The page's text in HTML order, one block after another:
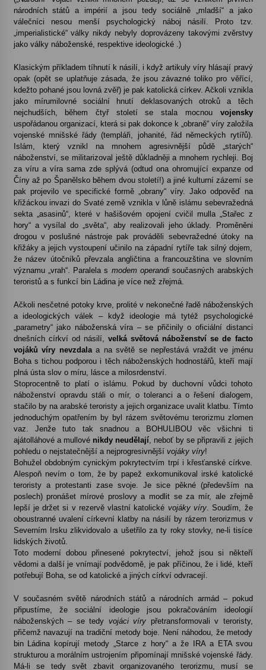
národních států a impérií a jsou tedy sociálně „mladší“ a jako
válečníci nesou menší psychologický náboj násilí. Proto tzv.
„imperialistické“ války nikdy nebyly doprovázeny takovými zvěrstvy
jako války náboženské, respektive ideologické .)
Klasickým příkladem tíhnutí k násilí, i když artikuly víry hlásají pravý
opak (opět se uplatňuje zásada, že jsou závazné toliko pro věřící,
kdežto pohané jsou lovná zvěř) je pak katolická církev. Ačkoli vznikla
jako mírumilovné sociální hnutí deklasovaných otroků a těch
nejchudších, během čtyř století se stala mocnou vojensky
uspořádanou organizací, která si pak dokonce k „obraně“ víry založila
vojenské mnišské řády (templáři, johanité, řád německých rytířů).
Islám, který vznikl na mnohem agresivnější půdě „starých“
náboženství, se militarizoval ještě důkladněji a mnohem rychleji. Boj
za víru a víra sama zde splývá (odtud ona ohromující expanze od
Číny až po Španělsko během dvou století!) a jiné kulturní zázemí se
pak projevilo ve specifické formě „obrany“ víry. Jako odpověď na
křižáckou invazi do Svaté země vznikla v lůně islámu sebevražedná
sekta „asasinů“, které v hašišovém opojení cvičil mulla „Stařec z
hory“ a vysílal do „světa“, aby realizovali jeho úklady. Proměněni
drogou v poslušné nástroje pak prováděli sebevražedné útoky na
křižáky a jejich vystoupení učinilo na západní rytíře tak silný dojem,
že název útočníků převzala angličtina a francouzština ve slovním
významu „vrah“. Paralela s modem operandisoučasných arabských
teroristů a s funkcí bin Ládina je více než zřejmá.
Ačkoli nesčetné potoky krve, prolité v nekonečné řadě náboženských
a ideologických válek – když ideologie má tytéž psychologické
„parametry“ jako náboženská víra – se přičinily o oficiální distanci
dnešních církví od násilí, velká světová náboženství se de facto
vojáků víry nevzdalaa na světě se nepřestává vraždit ve jménu
Boha s tichou podporou i těch náboženských hodnostářů, kteří mají
plná ústa slov o míru, lásce a milosrdenství.
Stoprocentně to platí o islámu. Pokud by duchovní vůdci tohoto
náboženství opravdu stáli o mír, o toleranci a o řešení dialogem,
stačilo by na arabské teroristy a jejich organizace uvalit klatbu. Tímto
jednoduchým opatřením by byl rázem světovému terorizmu zlomen
vaz. Jenže tuto tak snadnou a BOHULIBOU věc všichni ti
ajátolláhové a mullové nikdy neudělají, neboť by se připravili z jejich
pohledu o nejstatečnější a nejprogresivnější vojáky víry!
Bohužel obdobným cynickým pokrytectvím trpí i křesťanské církve.
Alespoň nevím o tom, že by papež exkomunikoval irské katolické
teroristy a protestanti zase svoje. Je sice pěkné (především na
poslech) pronášet mírové proslovy a modlit se za mír, ale zřejmě
lepší je držet si v rezervě vlastní katolické vojáky víry. Soudím, že
oboustranné uvalení církevní klatby na násilí by rázem terorizmus v
Severním Irsku zlikvidovalo a ušetřilo za ty roky stovky, ne-li tisíce
lidských životů.
Toto moderní dobou přinesené pokrytectví, jehož jsou si někteří
vědomi a další je vnímají podvědomě, je pak příčinou, že i lidé, kteří
potřebují Boha, se od katolické a jiných církví odvracejí.
V současném světě národních států a národních armád – pokud
připustíme, že sociální ideologie jsou pokračováním ideologií
náboženských – se tedy vojáci víry přetransformovali v teroristy,
přičemž navazují na tradiční metody boje. Není náhodou, že metody
bin Ládina kopírují metody „Starce z hory“ a že IRA a ETA svou
strukturou a morálním ustrojením připomínají mnišské vojenské řády.
Má-li se tedy svět zbavit organizovaného terorizmu, musí se